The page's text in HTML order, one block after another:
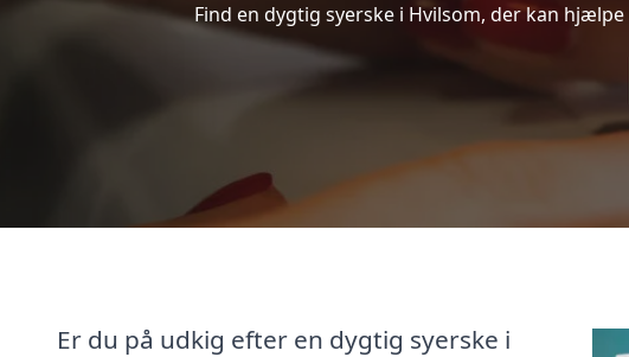
Find en dygtig syerske i Hvilsom, der kan
Er du på udkig efter en dygtig syerske i